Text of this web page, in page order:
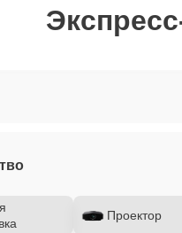
Проектор